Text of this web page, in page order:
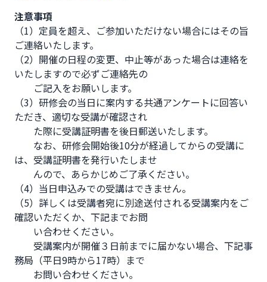
注意事項
（1）定員を超え、ご参加いただけない場合にはその旨
ご連絡いたします。
（2）開催の日程の変更、中止等があった場合は連絡を
いたしますので必ずご連絡先の
ご記入をお願いします。
（3）研修会の当日に案内する共通アンケートに回答い
ただき、適切な受講が確認され
た際に受講証明書を後日郵送いたします。
なお、研修会開始後10分が経過してからの受講に
は、受講証明書を発行いたしませ
んので、あらかじめご了承ください。
（4）当日申込みでの受講はできません。
（5）詳しくは受講者宛に別途送付される受講案内をご
確認いただくか、下記までお問
い合わせください。
受講案内が開催３日前までに届かない場合、下記事
務局（平日9時から17時）まで
お問い合わせください。